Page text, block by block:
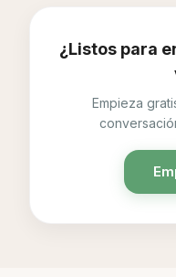
¿Listos para
Empieza